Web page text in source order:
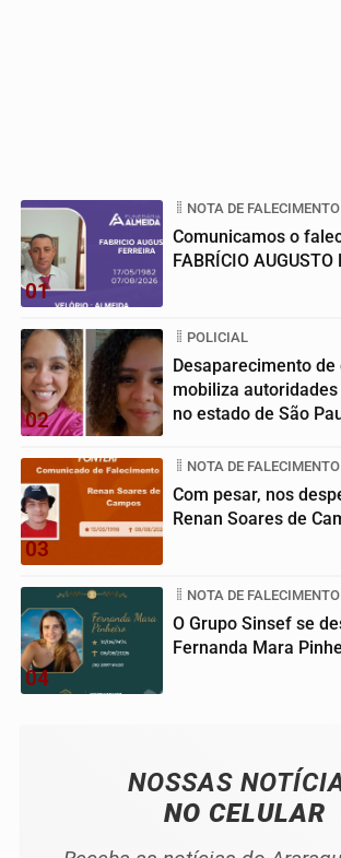
01
NOTA DE FALECIMENTO
Comunicamos o
FABRÍCIO AUGUSTO
02
POLICIAL
Desaparecimento de
mobiliza
no estado de São
03
NOTA DE FALECIMENTO
Com pesar, nos
Renan Soares de
04
NOTA DE FALECIMENTO
O Grupo Sinsef se
Fernanda Mara
NOSSAS
NO CELULAR